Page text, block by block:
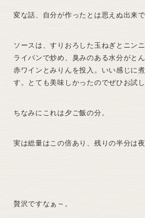
変な話、自分が作ったとは思えぬ出来で
ソースは、すりおろした玉ねぎとニン
ライパンで炒め、臭みのある水分がと
赤ワインとみりんを投入。いい感じに
す。とても美味しかったのでぜひお試し
ちなみにこれは夕ご飯の分。
実は総量はこの倍あり、残りの半分は夜
贅沢ですなぁ～。